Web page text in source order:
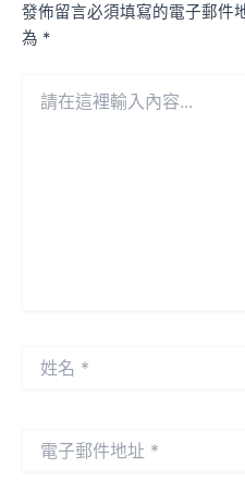
發佈留言必須填寫的電子郵件
為 *